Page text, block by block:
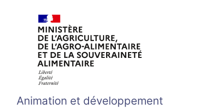
Animation et développement